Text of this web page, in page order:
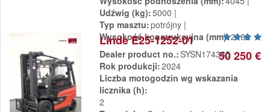
Udźwig (kg) 5000
Typ masztu potrójny
Wysokość konstrukcyjna (mm) 2160
50 250 €
Linde E25-1252-01
Dealer product no. SYSN174385
Rok produkcji 2024
Liczba motogodzin wg wskazania
licznika (h)
2